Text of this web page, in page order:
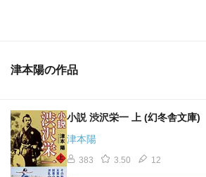
ったり、発想の大胆さ。これは新しい
スや製品、コンセプトや考え方が飛躍
る。今まではわからなかったこと、一
てなかったことがどんどん公になって
まくバランスを取りながら、自分の位
津本陽の作品
小説 渋沢栄一 上 (幻冬舎文庫)
津本陽
383 3.50 12